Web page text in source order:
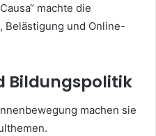
machte die
Belästigung und Online-
Bildungspolitik
machen sie